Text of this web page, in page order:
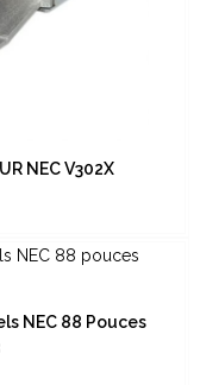
NEC V302X
NEC 88 Pouces